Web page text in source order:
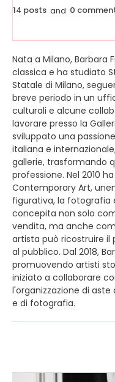
14 posts and 0
Nata a Milano, Barbara
classica e ha studiato
Statale di Milano,
breve periodo in un
culturali e alcune
lavorare presso la
sviluppato una
italiana e
gallerie, trasformando
professione. Nel 2010
Contemporary Art,
figurativa, la fotografia
concepita non solo
vendita, ma anche
artista può ricostruire il
al pubblico. Dal 2018,
promuovendo artisti
iniziato a collaborare
l'organizzazione di
e di fotografia.